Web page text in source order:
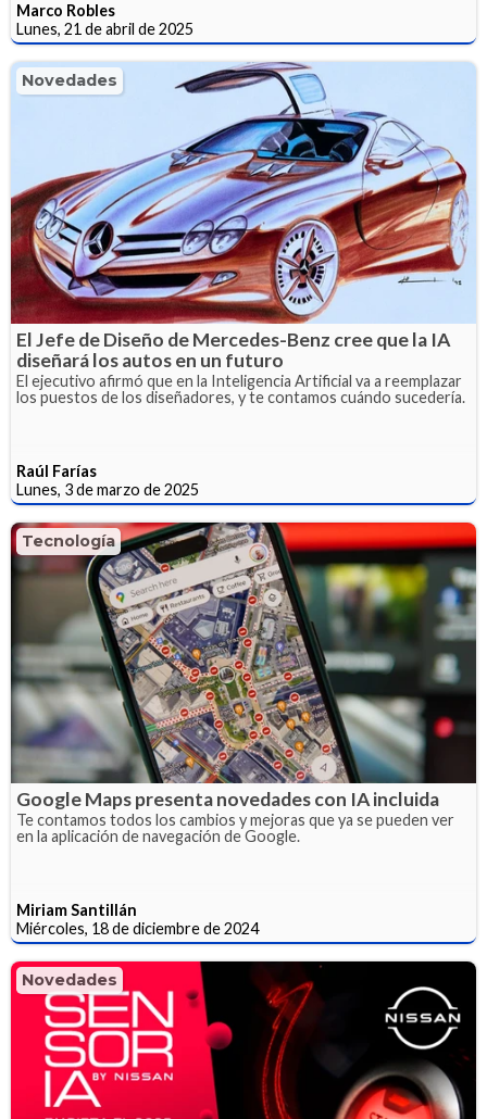
Marco Robles
Lunes, 21 de abril de 2025
Novedades
El Jefe de Diseño de Mercedes-Benz cree que la IA
diseñará los autos en un futuro
El ejecutivo afirmó que en la Inteligencia Artificial va a reemplazar
los puestos de los diseñadores, y te contamos cuándo sucedería.
Raúl Farías
Lunes, 3 de marzo de 2025
Tecnología
Google Maps presenta novedades con IA incluida
Te contamos todos los cambios y mejoras que ya se pueden ver
en la aplicación de navegación de Google.
Miriam Santillán
Miércoles, 18 de diciembre de 2024
Novedades